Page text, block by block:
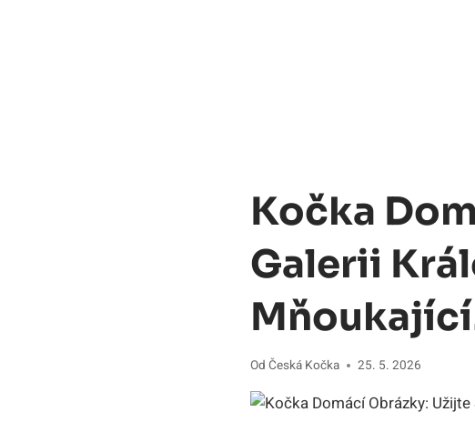
Kočka
Galerii
Od Česká Kočka 25. 5. 2026